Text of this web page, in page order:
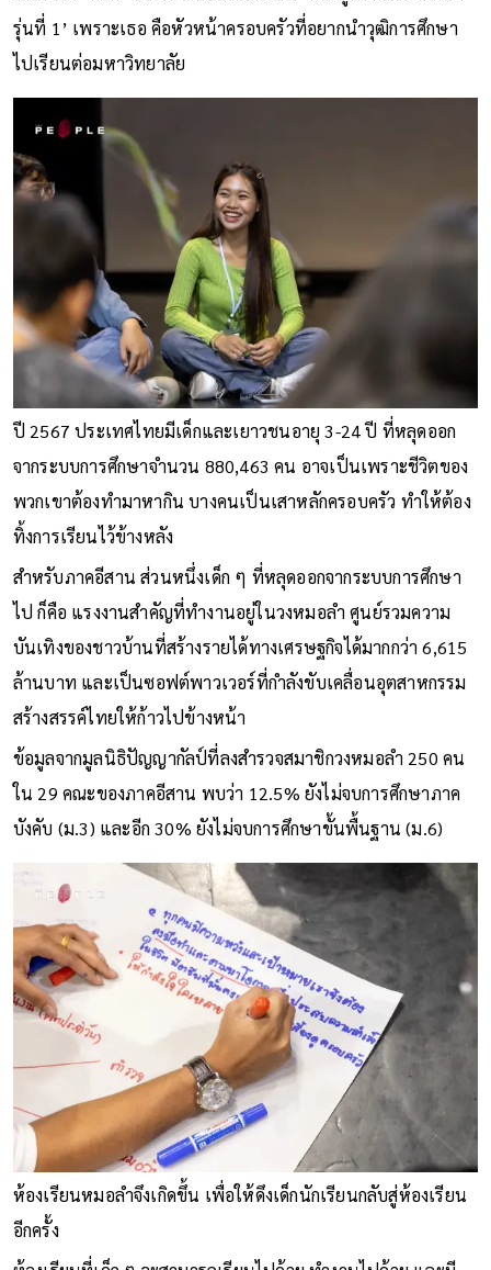
รุ่นที่ 1’ เพราะเธอ คือหัวหน้าครอบครัวที่อยากนำวุฒิการศึกษา
ไปเรียนต่อมหาวิทยาลัย
ปี 2567 ประเทศไทยมีเด็กและเยาวชนอายุ 3-24 ปี ที่หลุดออก
จากระบบการศึกษาจำนวน 880,463 คน อาจเป็นเพราะชีวิตของ
พวกเขาต้องทำมาหากิน บางคนเป็นเสาหลักครอบครัว ทำให้ต้อง
ทิ้งการเรียนไว้ข้างหลัง
สำหรับภาคอีสาน ส่วนหนึ่งเด็ก ๆ ที่หลุดออกจากระบบการศึกษา
ไป ก็คือ แรงงานสำคัญที่ทำงานอยู่ในวงหมอลำ ศูนย์รวมความ
บันเทิงของชาวบ้านที่สร้างรายได้ทางเศรษฐกิจได้มากกว่า 6,615
ล้านบาท และเป็นซอฟต์พาวเวอร์ที่กำลังขับเคลื่อนอุตสาหกรรม
สร้างสรรค์ไทยให้ก้าวไปข้างหน้า
ข้อมูลจากมูลนิธิปัญญากัลป์ที่ลงสำรวจสมาชิกวงหมอลำ 250 คน
ใน 29 คณะของภาคอีสาน พบว่า 12.5% ยังไม่จบการศึกษาภาค
บังคับ (ม.3) และอีก 30% ยังไม่จบการศึกษาขั้นพื้นฐาน (ม.6)
ห้องเรียนหมอลำจึงเกิดขึ้น เพื่อให้ดึงเด็กนักเรียนกลับสู่ห้องเรียน
อีกครั้ง